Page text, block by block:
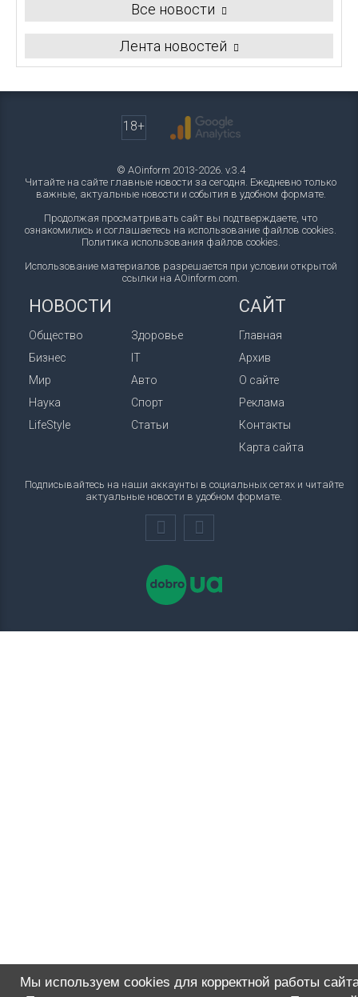
Все новости
Лента новостей
18+
© AOinform 2013-2026. v.3.4
Читайте на сайте главные новости за сегодня. Ежедневно только
важные, актуальные новости и события в удобном формате.
Продолжая просматривать сайт вы подтверждаете, что
ознакомились и соглашаетесь на использование файлов cookies.
Политика использования файлов cookies.
Использование материалов разрешается при условии открытой
ссылки на AOinform.com.
НОВОСТИ
Общество
Бизнес
Мир
Наука
LifeStyle
Здоровье
IT
Авто
Спорт
Статьи
САЙТ
Главная
Архив
О сайте
Реклама
Контакты
Карта сайта
Подписывайтесь на наши аккаунты в социальных сетях и читайте
актуальные новости в удобном формате.
Мы используем cookies для корректной работы